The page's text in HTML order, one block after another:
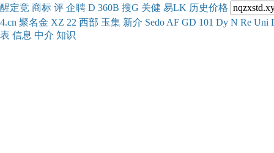
醒定竞 商标 评 企聘 D 360B 搜G 关健 易LK 历史价格
4.cn 聚名金 XZ 22 西部 玉集 新介 Sedo AF GD 101 Dy N Re Uni
表 信息 中介 知识